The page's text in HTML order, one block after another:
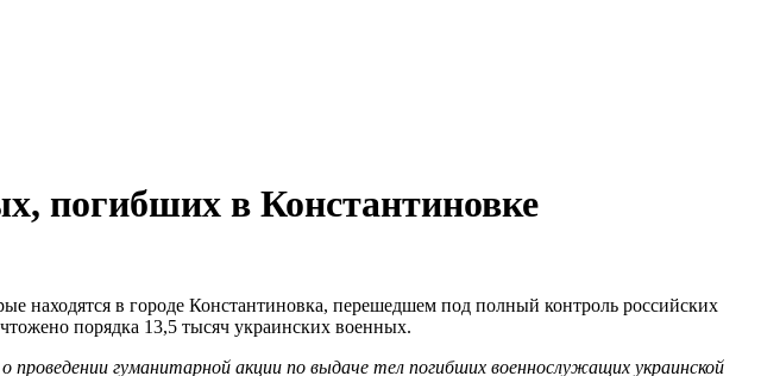
погибших в Константиновке
находятся в городе Константиновка, перешедшем под полный контроль российских
порядка 13,5 тысяч украинских военных.
проведении гуманитарной акции по выдаче тел погибших военнослужащих украинской